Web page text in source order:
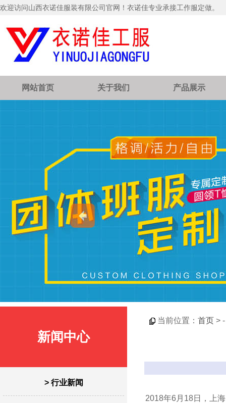
欢迎访问山西衣诺佳服装有限公司官网！衣诺佳专业承接工作服定做。
网站首页 关于我们 产品展示
新闻中心
> 行业新闻
当前位置： 首页 >
2018年6月18日，上